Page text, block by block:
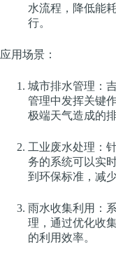
水流程，降低能
行。
应用场景：
城市排水管理：
管理中发挥关键
极端天气造成的
工业废水处理：
务的系统可以实
到环保标准，减
雨水收集利用：
理，通过优化收
的利用效率。